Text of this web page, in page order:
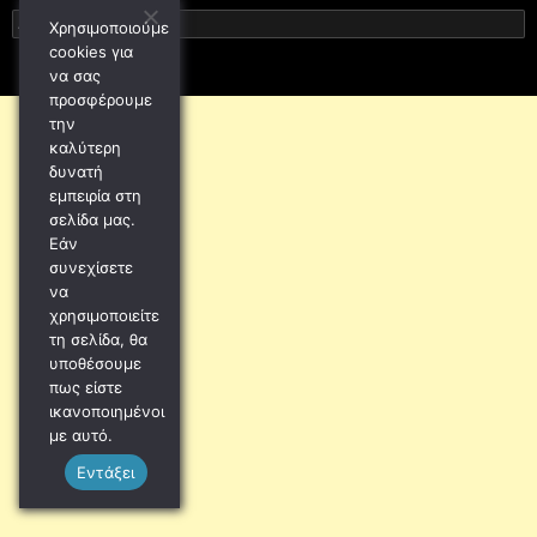
Αναζήτηση
για:
Χρησιμοποιούμε
cookies για
να σας
προσφέρουμε
την
καλύτερη
δυνατή
εμπειρία στη
σελίδα μας.
Εάν
συνεχίσετε
να
χρησιμοποιείτε
τη σελίδα, θα
υποθέσουμε
πως είστε
ικανοποιημένοι
με αυτό.
Εντάξει